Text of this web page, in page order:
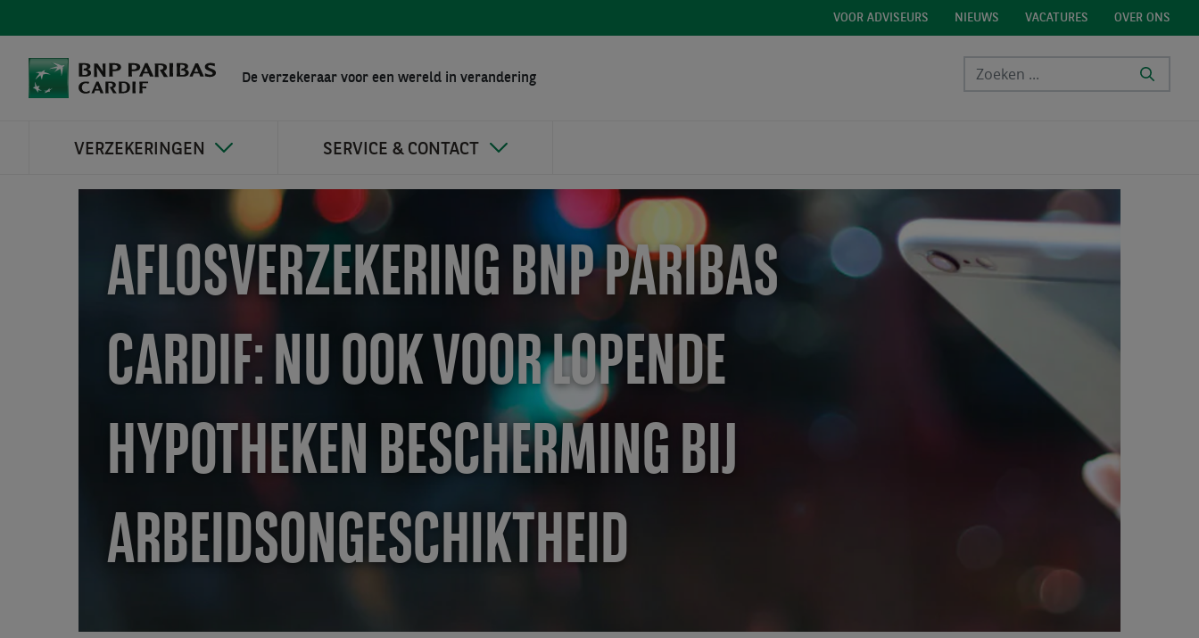
VOOR ADVISEURS NIEUWS VACATURES OVER ONS
De verzekeraar voor een wereld in verandering
VERZEKERINGEN SERVICE & CONTACT
AFLOSVERZEKERING BNP PARIBAS
CARDIF: NU OOK VOOR LOPENDE
HYPOTHEKEN BESCHERMING BIJ
ARBEIDSONGESCHIKTHEID